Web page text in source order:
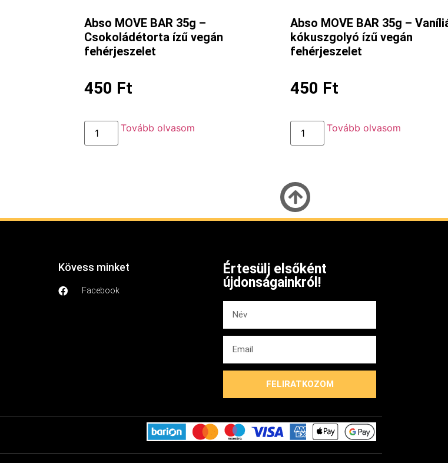
Abso MOVE BAR 35g –
Csokoládétorta ízű vegán
fehérjeszelet
450 Ft
Tovább olvasom
Abso MOVE BAR 35g –
kókuszgolyó ízű vegán
fehérjeszelet
450 Ft
Tovább olvasom
Kövess minket
Facebook
Értesülj elsőként
újdonságainkról!
FELIRATKOZOM